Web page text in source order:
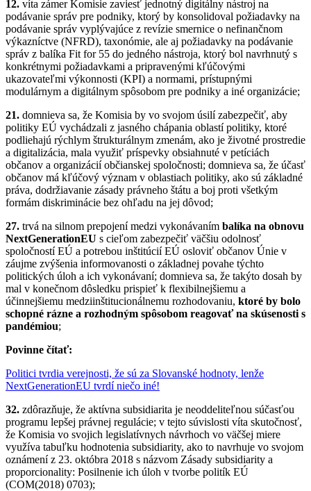
12. víta zámer Komisie zaviesť jednotný digitálny nástroj na
podávanie správ pre podniky, ktorý by konsolidoval požiadavky na
podávanie správ vyplývajúce z revízie smernice o nefinančnom
výkazníctve (NFRD), taxonómie, ale aj požiadavky na podávanie
správ z balíka Fit for 55 do jedného nástroja, ktorý bol navrhnutý s
konkrétnymi požiadavkami a pripravenými kľúčovými
ukazovateľmi výkonnosti (KPI) a normami, prístupnými
modulárnym a digitálnym spôsobom pre podniky a iné organizácie;
21. domnieva sa, že Komisia by vo svojom úsilí zabezpečiť, aby
politiky EÚ vychádzali z jasného chápania oblastí politiky, ktoré
podliehajú rýchlym štrukturálnym zmenám, ako je životné prostredie
a digitalizácia, mala využiť príspevky obsiahnuté v petíciách
občanov a organizácií občianskej spoločnosti; domnieva sa, že účasť
občanov má kľúčový význam v oblastiach politiky, ako sú základné
práva, dodržiavanie zásady právneho štátu a boj proti všetkým
formám diskriminácie bez ohľadu na jej dôvod;
27. trvá na silnom prepojení medzi vykonávaním balíka na obnovu
NextGenerationEU s cieľom zabezpečiť väčšiu odolnosť
spoločností EÚ a potrebou inštitúcií EÚ osloviť občanov Únie v
záujme zvýšenia informovanosti o základnej povahe týchto
politických úloh a ich vykonávaní; domnieva sa, že takýto dosah by
mal v konečnom dôsledku prispieť k flexibilnejšiemu a
účinnejšiemu medziinštitucionálnemu rozhodovaniu, ktoré by bolo
schopné rázne a rozhodným spôsobom reagovať na skúsenosti s
pandémiou;
Povinne čítať:
Politici tvrdia verejnosti, že sú za Slovanské hodnoty, lenže
NextGenerationEU tvrdí niečo iné!
32. zdôrazňuje, že aktívna subsidiarita je neoddeliteľnou súčasťou
programu lepšej právnej regulácie; v tejto súvislosti víta skutočnosť,
že Komisia vo svojich legislatívnych návrhoch vo väčšej miere
využíva tabuľku hodnotenia subsidiarity, ako to navrhuje vo svojom
oznámení z 23. októbra 2018 s názvom Zásady subsidiarity a
proporcionality: Posilnenie ich úloh v tvorbe politík EÚ
(COM(2018) 0703);